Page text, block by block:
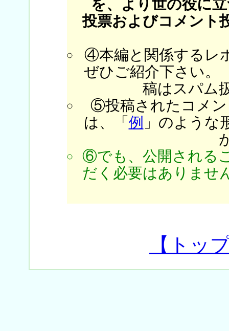
を、より世の役に
投票およびコメント
④本編と関係するレ
ぜひご紹介下さい。
稿はスパム
⑤投稿されたコメン
は、「 例 」のような
⑥でも、公開される
だく必要はありませ
【トッ